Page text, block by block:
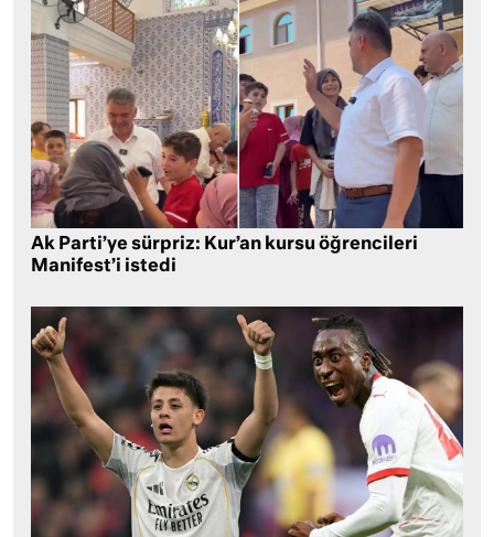
Ak Parti’ye sürpriz: Kur’an kursu öğrencileri
Manifest’i istedi